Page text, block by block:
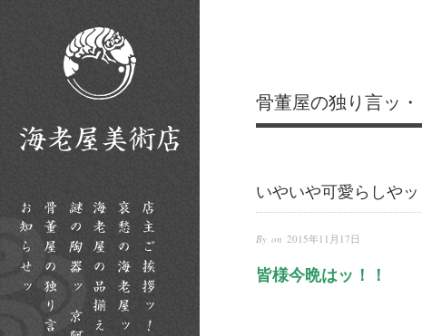
骨董屋の独り言ッ・
いやいや可愛らしや
By on 2015年11月17日
皆様今晩はッ！！